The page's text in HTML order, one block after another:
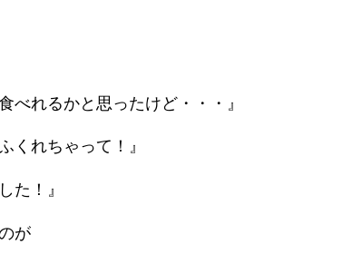
れるかと思ったけど・・・』
れちゃって！』
た！』
が